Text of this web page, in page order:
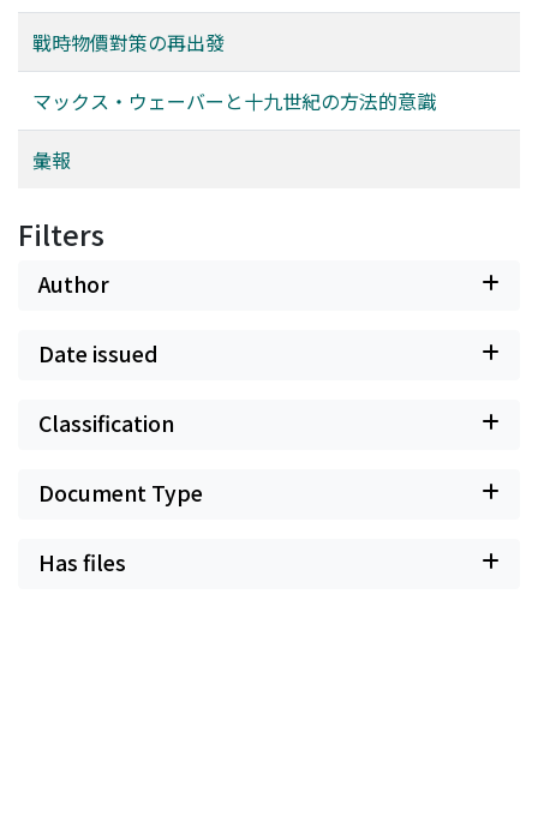
戰時物價對策の再出發
マックス・ウェーバーと十九世紀の方法的意識
彙報
Filters
Author
Date issued
Classification
Document Type
Has files